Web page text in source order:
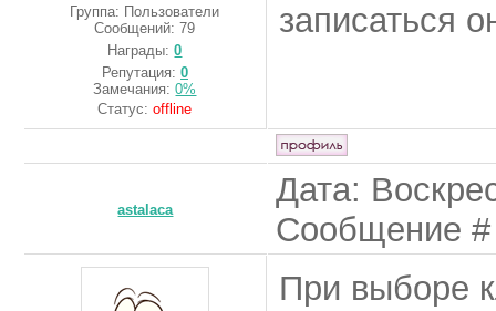
Группа: Пользователи
Сообщений:79
Награды:0
Репутация: 0
Замечания:0%
Статус:offline
записаться
astalaca
Дата:
Сообщение
При выборе